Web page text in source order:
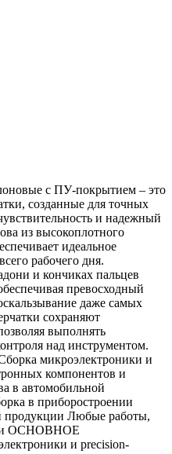
с ПУ-покрытием – это
созданные для точных
и надежный
из высокоплотного
идеальное
рабочего дня.
и кончиках пальцев
превосходный
даже самых
сохраняют
выполнять
над инструментом.
микроэлектроники и
компонентов и
в автомобильной
в приборостроении
продукции Любые работы,
ОСНОВНОЕ
и precision-